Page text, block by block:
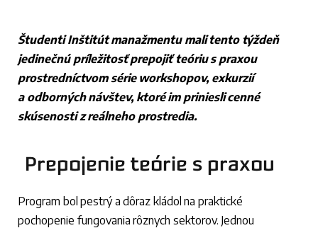
Študenti Inštitút manažmentu mali tento týždeň
jedinečnú príležitosť prepojiť teóriu s praxou
prostredníctvom série workshopov, exkurzií
a odborných návštev, ktoré im priniesli cenné
skúsenosti z reálneho prostredia.
Prepojenie teórie s praxou
Program bol pestrý a dôraz kládol na praktické
pochopenie fungovania rôznych sektorov. Jednou